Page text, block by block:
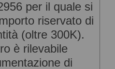
per il quale si
riservato di
(oltre 300K).
è rilevabile
di